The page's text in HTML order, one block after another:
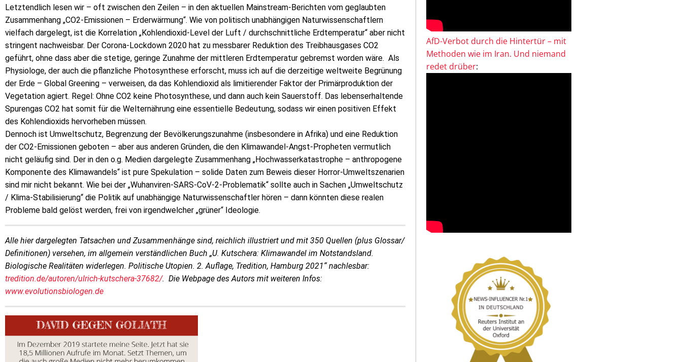
Letztendlich lesen wir – oft zwischen den Zeilen – in den aktuellen Mainstream-Berichten vom geglaubten
Zusammenhang „CO2-Emissionen – Erderwärmung“. Wie von politisch unabhängigen Naturwissenschaftlern
vielfach dargelegt, ist die Korrelation „Kohlendioxid-Level der Luft / durchschnittliche Erdtemperatur“ aber nicht
stringent nachweisbar. Der Corona-Lockdown 2020 hat zu messbarer Reduktion des Treibhausgases CO2
geführt, ohne dass aber die stetige, geringe Zunahme der mittleren Erdtemperatur gebremst worden wäre. Als
Physiologe, der auch die pflanzliche Photosynthese erforscht, muss ich auf die derzeitige weltweite Begrünung
der Erde – Global Greening – verweisen, da das Kohlendioxid als limitierender Faktor der Primärproduktion der
Vegetation agiert. Regel: Ohne CO2 keine Photosynthese, und dann auch kein Sauerstoff. Das lebenserhaltende
Spurengas CO2 hat somit für die Welternährung eine essentielle Bedeutung, sodass wir einen positiven Effekt
des Kohlendioxids hervorheben müssen.
Dennoch ist Umweltschutz, Begrenzung der Bevölkerungszunahme (insbesondere in Afrika) und eine Reduktion
der CO2-Emissionen geboten – aber aus anderen Gründen, die den Klimawandel-Angst-Propheten vermutlich
nicht geläufig sind. Der in den o.g. Medien dargelegte Zusammenhang „Hochwasserkatastrophe – anthropogene
Komponente des Klimawandels“ ist pure Spekulation – solide Daten zum Beweis dieser Horror-Umweltszenarien
sind mir nicht bekannt. Wie bei der „Wuhanviren-SARS-CoV-2-Problematik“ sollte auch in Sachen „Umweltschutz
/ Klima-Stabilisierung“ die Politik auf unabhängige Naturwissenschaftler hören – dann könnten diese realen
Probleme bald gelöst werden, frei von irgendwelcher „grüner“ Ideologie.
Alle hier dargelegten Tatsachen und Zusammenhänge sind, reichlich illustriert und mit 350 Quellen (plus Glossar/
Definitionen) versehen, im allgemein verständlichen Buch „U. Kutschera: Klimawandel im Notstandsland.
Biologische Realitäten widerlegen. Politische Utopien. 2. Auflage, Tredition, Hamburg 2021“ nachlesbar:
tredition.de/autoren/ulrich-kutschera-37682/. Die Webpage des Autors mit weiteren Infos:
www.evolutionsbiologen.de
AfD-Verbot durch die Hintertür – mit
Methoden wie im Iran. Und niemand
redet drüber: